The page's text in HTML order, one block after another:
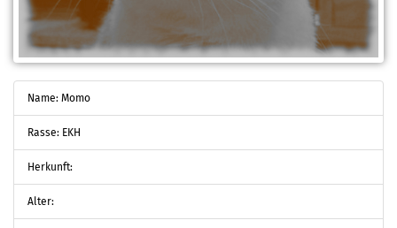
Name: Momo
Rasse: EKH
Herkunft:
Alter: